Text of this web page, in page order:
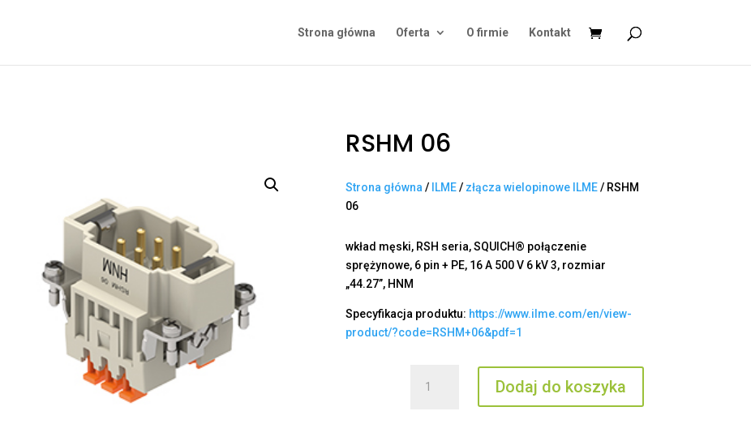
Strona główna Oferta O firmie Kontakt
RSHM 06
Strona główna / ILME/ złącza wielopinowe ILME/ RSHM
06
wkład męski, RSH seria, SQUICH® połączenie
sprężynowe, 6 pin + PE, 16 A 500 V 6 kV 3, rozmiar
„44.27”, HNM
Specyfikacja produktu: https://www.ilme.com/en/view-
product/?code=RSHM+06&pdf=1
RSHM
Dodaj do koszyka